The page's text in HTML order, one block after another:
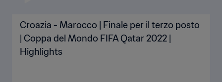
Croazia - Marocco | Finale per il terzo posto
| Coppa del Mondo FIFA Qatar 2022 |
Highlights